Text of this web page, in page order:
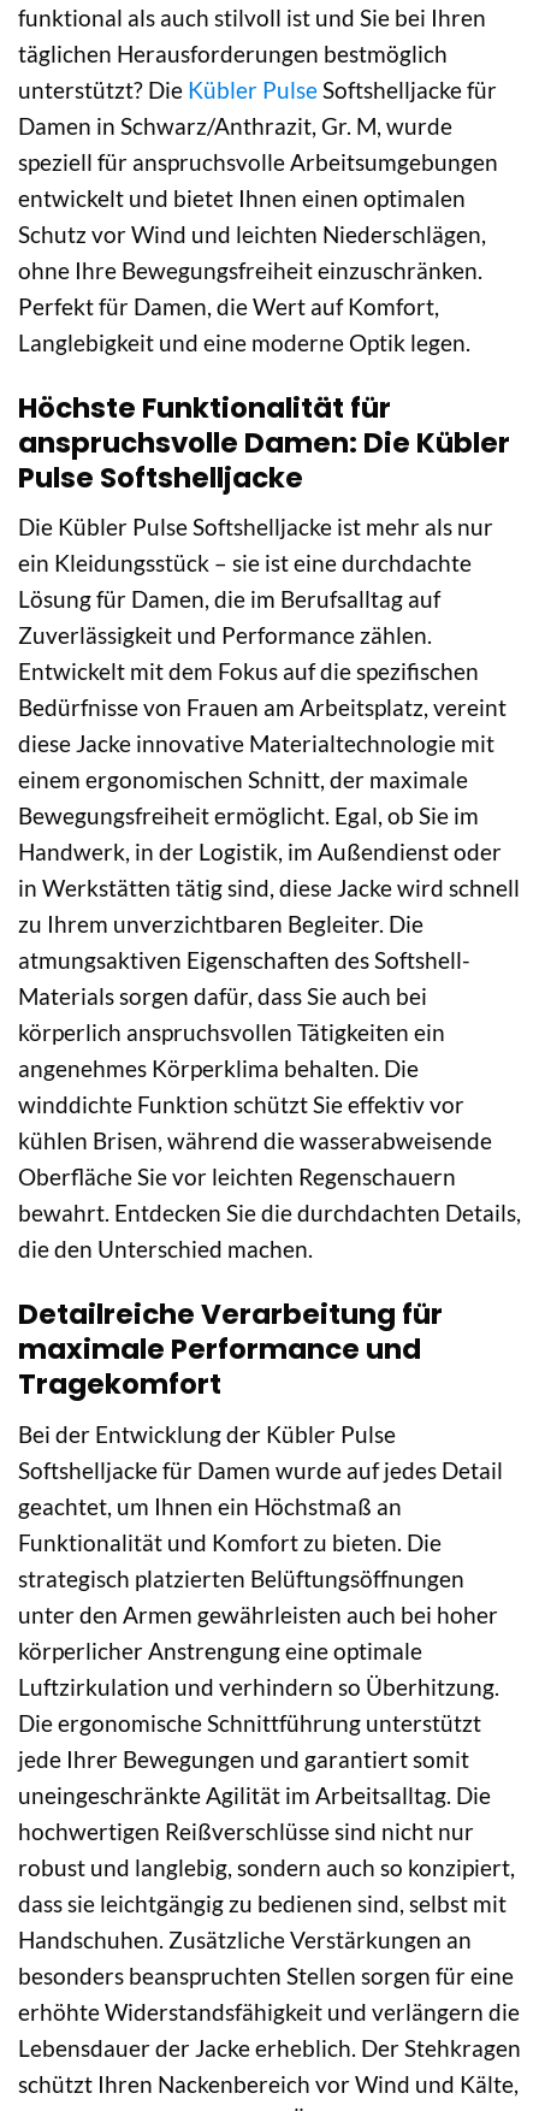
funktional als auch stilvoll ist und Sie bei Ihren
täglichen Herausforderungen bestmöglich
unterstützt? Die Kübler PulseSoftshelljacke für
Damen in Schwarz/Anthrazit, Gr. M, wurde
speziell für anspruchsvolle Arbeitsumgebungen
entwickelt und bietet Ihnen einen optimalen
Schutz vor Wind und leichten Niederschlägen,
ohne Ihre Bewegungsfreiheit einzuschränken.
Perfekt für Damen, die Wert auf Komfort,
Langlebigkeit und eine moderne Optik legen.
Höchste Funktionalität für
anspruchsvolle Damen: Die Kübler
Pulse Softshelljacke
Die Kübler Pulse Softshelljacke ist mehr als nur
ein Kleidungsstück – sie ist eine durchdachte
Lösung für Damen, die im Berufsalltag auf
Zuverlässigkeit und Performance zählen.
Entwickelt mit dem Fokus auf die spezifischen
Bedürfnisse von Frauen am Arbeitsplatz, vereint
diese Jacke innovative Materialtechnologie mit
einem ergonomischen Schnitt, der maximale
Bewegungsfreiheit ermöglicht. Egal, ob Sie im
Handwerk, in der Logistik, im Außendienst oder
in Werkstätten tätig sind, diese Jacke wird schnell
zu Ihrem unverzichtbaren Begleiter. Die
atmungsaktiven Eigenschaften des Softshell-
Materials sorgen dafür, dass Sie auch bei
körperlich anspruchsvollen Tätigkeiten ein
angenehmes Körperklima behalten. Die
winddichte Funktion schützt Sie effektiv vor
kühlen Brisen, während die wasserabweisende
Oberfläche Sie vor leichten Regenschauern
bewahrt. Entdecken Sie die durchdachten Details,
die den Unterschied machen.
Detailreiche Verarbeitung für
maximale Performance und
Tragekomfort
Bei der Entwicklung der Kübler Pulse
Softshelljacke für Damen wurde auf jedes Detail
geachtet, um Ihnen ein Höchstmaß an
Funktionalität und Komfort zu bieten. Die
strategisch platzierten Belüftungsöffnungen
unter den Armen gewährleisten auch bei hoher
körperlicher Anstrengung eine optimale
Luftzirkulation und verhindern so Überhitzung.
Die ergonomische Schnittführung unterstützt
jede Ihrer Bewegungen und garantiert somit
uneingeschränkte Agilität im Arbeitsalltag. Die
hochwertigen Reißverschlüsse sind nicht nur
robust und langlebig, sondern auch so konzipiert,
dass sie leichtgängig zu bedienen sind, selbst mit
Handschuhen. Zusätzliche Verstärkungen an
besonders beanspruchten Stellen sorgen für eine
erhöhte Widerstandsfähigkeit und verlängern die
Lebensdauer der Jacke erheblich. Der Stehkragen
schützt Ihren Nackenbereich vor Wind und Kälte,